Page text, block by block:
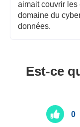
aimait couvrir les
domaine du
données.
Est-ce
0